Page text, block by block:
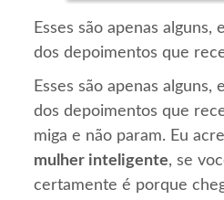
Esses são apenas alguns,
dos depoimentos que
Esses são apenas alguns,
dos depoimentos que
miga e não param. Eu
mulher inteligente, se
certamente é porque